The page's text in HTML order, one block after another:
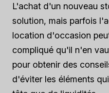
L'achat d'un nouveau
solution, mais parfois
location d'occasion
compliqué qu'il n'en
pour obtenir des
d'éviter les éléments